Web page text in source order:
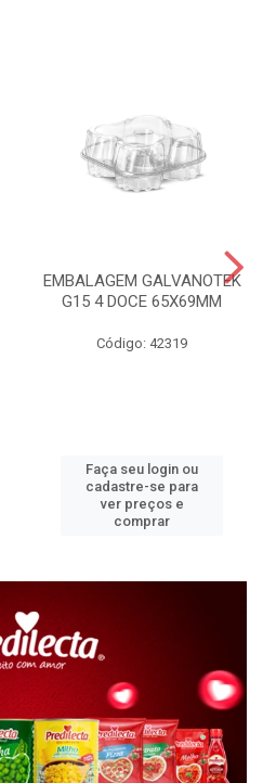
EMBALAGEM GALVANOTEK
G15 4 DOCE 65X69MM
Código: 42319
Faça seu login ou
cadastre-se para
ver preços e
comprar